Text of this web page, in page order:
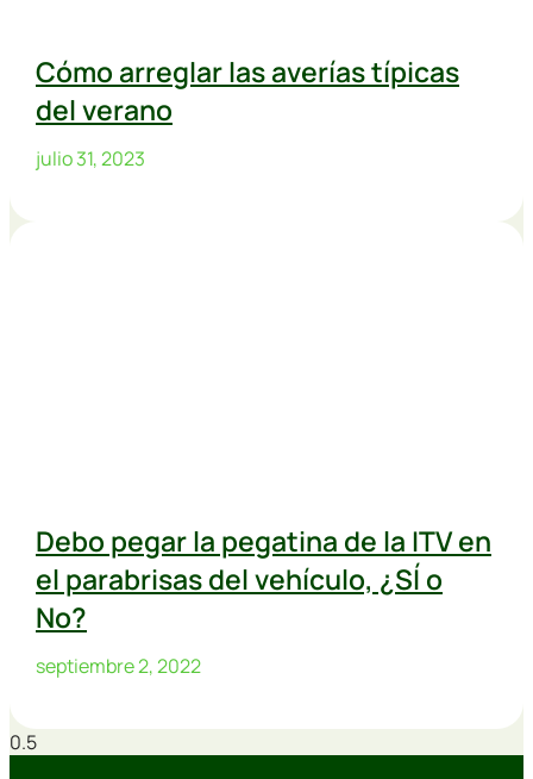
Cómo arreglar las averías típicas
del verano
julio 31, 2023
Debo pegar la pegatina de la ITV en
el parabrisas del vehículo, ¿SÍ o
No?
septiembre 2, 2022